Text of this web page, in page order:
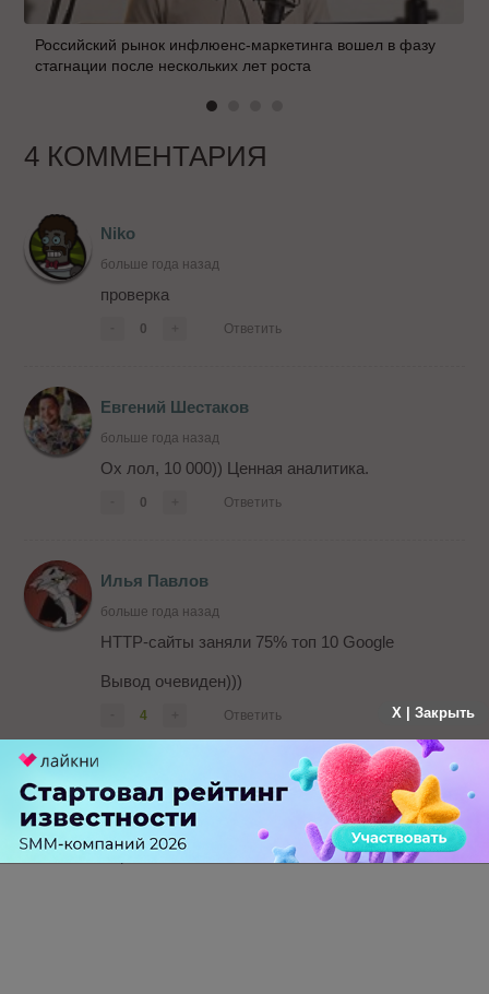
Российский рынок инфлюенс-маркетинга вошел в фазу
стагнации после нескольких лет роста
4 КОММЕНТАРИЯ
Niko
больше года назад
проверка
0 Ответить
Евгений Шестаков
больше года назад
Ох лол, 10 000)) Ценная аналитика.
0 Ответить
Илья Павлов
больше года назад
HTTP-сайты заняли 75% топ 10 Google
Вывод очевиден)))
4 Ответить
Гость
больше года назад
Впрочем
X | Закрыть